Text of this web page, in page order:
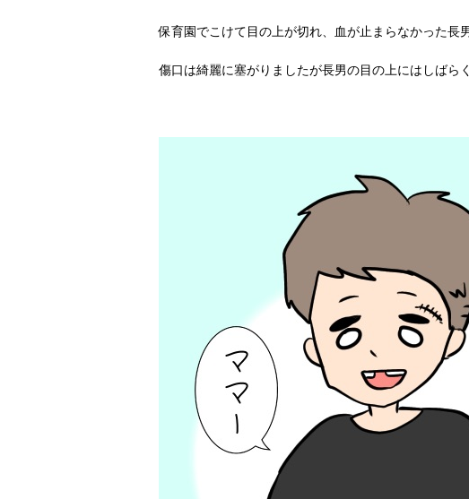
保育園でこけて目の上が切れ、血が止まらなかった長
傷口は綺麗に塞がりましたが長男の目の上にはしばら